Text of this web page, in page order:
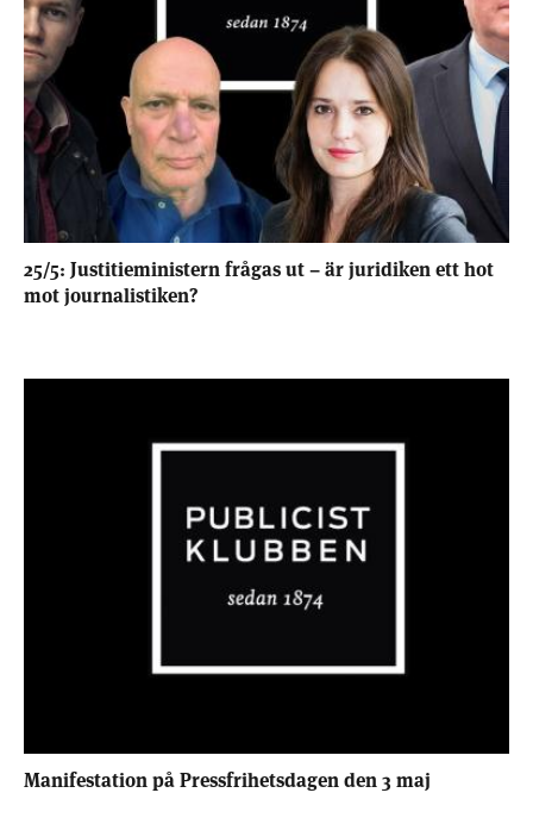
25/5: Justitieministern frågas ut – är juridiken ett hot
mot journalistiken?
Manifestation på Pressfrihetsdagen den 3 maj